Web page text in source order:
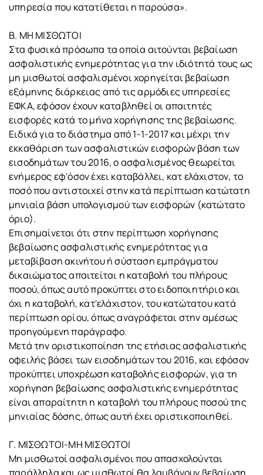
υπηρεσία που κατατίθεται η παρούσα».
Β. ΜΗ ΜΙΣΘΩΤΟΙ
Στα φυσικά πρόσωπα τα οποία αιτούνται βεβαίωση
ασφαλιστικής ενημερότητας για την ιδιότητά τους ως
μη μισθωτοί ασφαλισμένοι χορηγείται βεβαίωση
εξάμηνης διάρκειας από τις αρμόδιες υπηρεσίες
ΕΦΚΑ, εφόσον έχουν καταβληθεί οι απαιτητές
εισφορές κατά το μήνα χορήγησης της βεβαίωσης.
Ειδικά για το διάστημα από 1-1-2017 και μέχρι την
εκκαθάριση των ασφαλιστικών εισφορών βάση των
εισοδημάτων του 2016, ο ασφαλισμένος θεωρείται
ενήμερος εφ'όσον έχει καταβάλλει, κατ ελάχιστον, το
ποσό που αντιστοιχεί στην κατά περίπτωση κατώτατη
μηνιαία βάση υπολογισμού των εισφορών (κατώτατο
όριο).
Επισημαίνεται ότι στην περίπτωση χορήγησης
βεβαίωσης ασφαλιστικής ενημερότητας για
μεταβίβαση ακινήτου ή σύσταση εμπράγματου
δικαιώματος απαιτείται η καταβολή του πλήρους
ποσού, όπως αυτό προκύπτει στο ειδοποιητήριο και
όχι η καταβολή, κατ'ελάχιστον, του κατώτατου κατά
περίπτωση ορίου, όπως αναγράφεται στην αμέσως
προηγούμενη παράγραφο.
Μετά την οριστικοποίηση της ετήσιας ασφαλιστικής
οφειλής βάσει των εισοδημάτων του 2016, και εφόσον
προκύπτει υποχρέωση καταβολής εισφορών, για τη
χορήγηση βεβαίωσης ασφαλιστικής ενημερότητας
είναι απαραίτητη η καταβολή του πλήρους ποσού της
μηνιαίας δόσης, όπως αυτή έχει οριστικοποιηθεί.
Γ. ΜΙΣΘΩΤΟΙ-ΜΗ ΜΙΣΘΩΤΟΙ
Μη μισθωτοί ασφαλισμένοι που απασχολούνται